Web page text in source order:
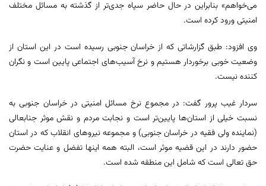
می‌خواهم» بنابراین در حال حاضر سپاه جدی‌تر از گذشته به مسائل مختلف
امنیتی ورود کرده است.
وی افزود: طبق گزارشاتی که از خراسان جنوبی رسیده است در این استان از
وضعیت خوبی برخوردار هستیم و نرخ آسیب‌های اجتماعی پایین است و نگران
کننده نیست.
سردار غیب پرور گفت: در مجموع نرخ مسائل امنیتی در خراسان جنوبی به
نسبت خیلی از استان‌ها پایین‌تر است و نجابت مردم و نقش موثر جنابعالی
(نماینده ولی فقیه در خراسان جنوبی) و مجموعه نیروهای انقلاب که در استان
حضور دارند در این قضیه موثر است، البته همه اینها تفضل و عنایت حضرت
حق تعالی است که شامل این منطقه شده است.